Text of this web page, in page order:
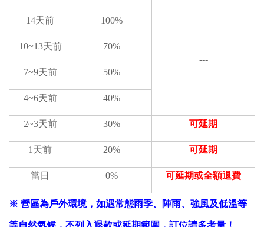
14天前 100%
---
10~13天前 70%
7~9天前 50%
4~6天前 40%
2~3天前 30% 可延期
1天前 20% 可延期
當日 0% 可延期或全額退費
※ 營區為戶外環境，如遇常態雨季、陣雨、強風及低溫等
等自然氣候，不列入退款或延期範圍，訂位請多考量！